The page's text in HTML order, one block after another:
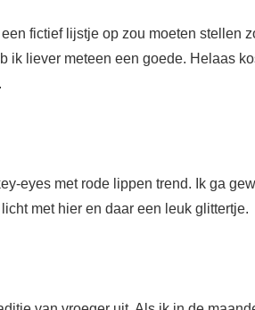
fictief lijstje op zou moeten stellen
liever meteen een goede. Helaas
eyes met rode lippen trend. Ik ga
met hier en daar een leuk glittertje.